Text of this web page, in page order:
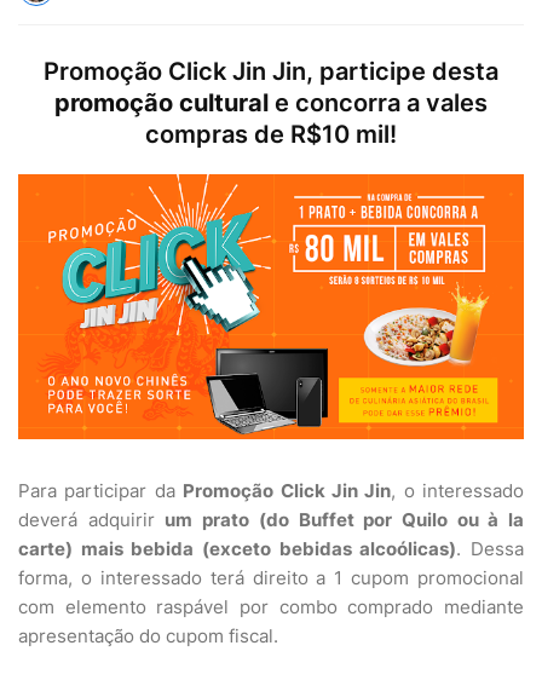
Promoção Click Jin Jin, participe desta
promoção cultural e concorra a vales
compras de R$10 mil!
Para participar da Promoção Click Jin Jin, o interessado
deverá adquirir um prato (do Buffet por Quilo ou à la
carte) mais bebida (exceto bebidas alcoólicas). Dessa
forma, o interessado terá direito a 1 cupom promocional
com elemento raspável por combo comprado mediante
apresentação do cupom fiscal.